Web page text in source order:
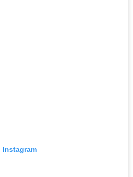
Instagram